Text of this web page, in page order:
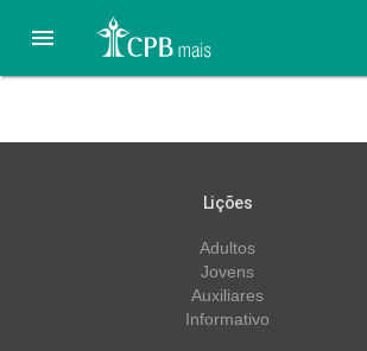

Lições
Adultos
Jovens
Auxiliares
Informativo